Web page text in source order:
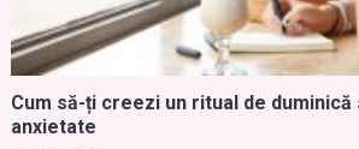
Cum să-ți creezi un ritual de
anxietate